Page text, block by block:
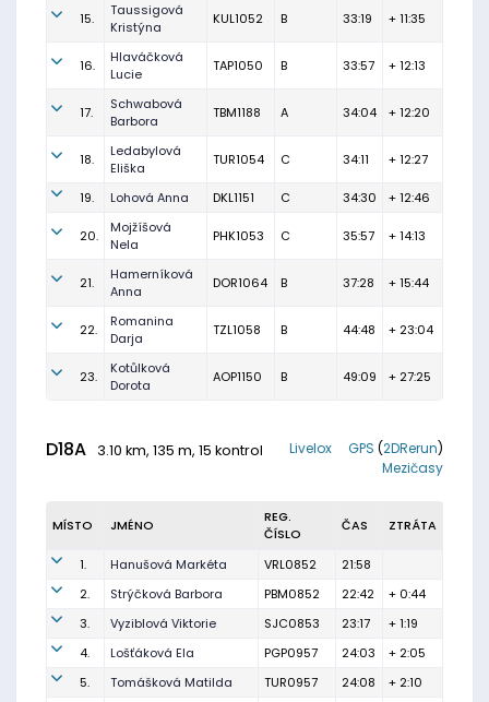
15.
Taussigová
Kristýna
KUL1052 B 33:19 + 11:35
16.
Hlaváčková
Lucie
TAP1050 B 33:57 + 12:13
17.
Schwabová
Barbora
TBM1188 A 34:04 + 12:20
18.
Ledabylová
Eliška
TUR1054 C 34:11 + 12:27
19. Lohová Anna DKL1151 C 34:30 + 12:46
20.
Mojžíšová
Nela
PHK1053 C 35:57 + 14:13
21.
Hamerníková
Anna
DOR1064 B 37:28 + 15:44
22.
Romanina
Darja
TZL1058 B 44:48 + 23:04
23.
Kotůlková
Dorota
AOP1150 B 49:09 + 27:25
D18A 3.10 km, 135 m, 15 kontrol GPS (2DRerun)
Livelox
Mezičasy
MÍSTO JMÉNO
REG.
ČÍSLO
ČAS ZTRÁTA
1. Hanušová Markéta VRL0852
21:58
2.
Strýčková Barbora PBM0852 22:42
+ 0:44
3.
Vyziblová Viktorie SJC0853 23:17
+ 1:19
4.
Lošťáková Ela PGP0957 24:03
+ 2:05
5.
Tomášková Matilda TUR0957 24:08 + 2:10